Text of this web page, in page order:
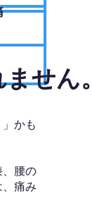
せん。
かも
、腰の
痛み